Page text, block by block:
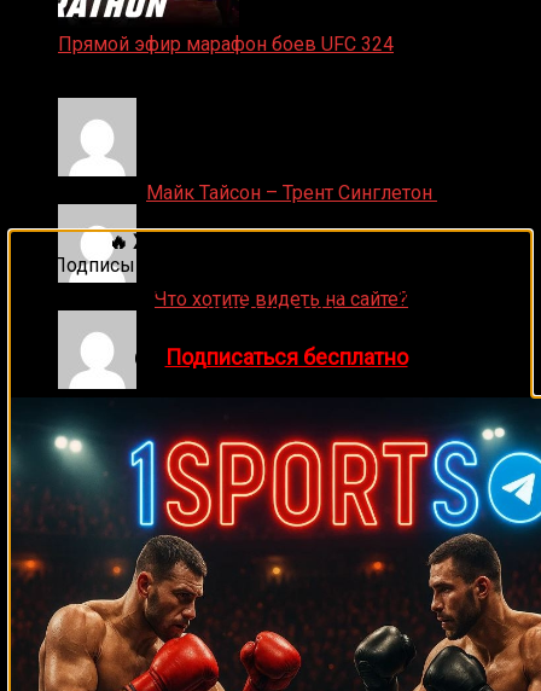
Прямой эфир марафон боев UFC 324
Майк Тайсон – Трент Синглетон
Что хотите видеть на сайте?
Ляяляляляояо onСмотреть UFC 324: Гэйтжи –
Пимблетт
Medik onСмотреть UFC 322 Делла Маддалена –
Махачев
🔥 Хочешь зарабатывать на спорте?
Подписывайся на наш Telegram-канал
прогнозы на единоборства и другие виды спорта
каждый день!
👉 Подписаться бесплатно